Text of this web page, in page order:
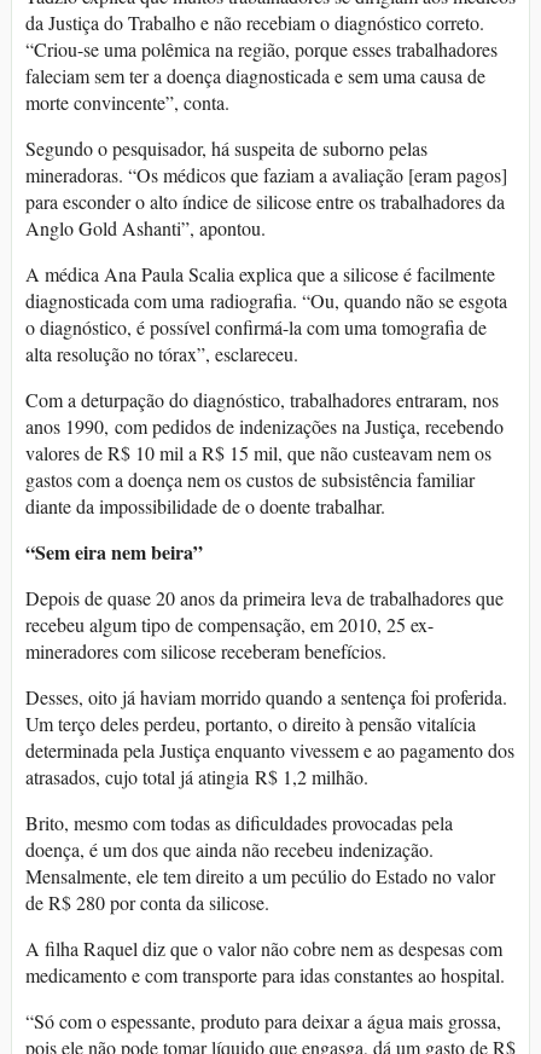
da Justiça do Trabalho e não recebiam o diagnóstico correto.
“Criou-se uma polêmica na região, porque esses trabalhadores
faleciam sem ter a doença diagnosticada e sem uma causa de
morte convincente”, conta.
Segundo o pesquisador, há suspeita de suborno pelas
mineradoras. “Os médicos que faziam a avaliação [eram pagos]
para esconder o alto índice de silicose entre os trabalhadores da
Anglo Gold Ashanti”, apontou.
A médica Ana Paula Scalia explica que a silicose é facilmente
diagnosticada com uma radiografia. “Ou, quando não se esgota
o diagnóstico, é possível confirmá-la com uma tomografia de
alta resolução no tórax”, esclareceu.
Com a deturpação do diagnóstico, trabalhadores entraram, nos
anos 1990, com pedidos de indenizações na Justiça, recebendo
valores de R$ 10 mil a R$ 15 mil, que não custeavam nem os
gastos com a doença nem os custos de subsistência familiar
diante da impossibilidade de o doente trabalhar.
“Sem eira nem beira”
Depois de quase 20 anos da primeira leva de trabalhadores que
recebeu algum tipo de compensação, em 2010, 25 ex-
mineradores com silicose receberam benefícios.
Desses, oito já haviam morrido quando a sentença foi proferida.
Um terço deles perdeu, portanto, o direito à pensão vitalícia
determinada pela Justiça enquanto vivessem e ao pagamento dos
atrasados, cujo total já atingia R$ 1,2 milhão.
Brito, mesmo com todas as dificuldades provocadas pela
doença, é um dos que ainda não recebeu indenização.
Mensalmente, ele tem direito a um pecúlio do Estado no valor
de R$ 280 por conta da silicose.
A filha Raquel diz que o valor não cobre nem as despesas com
medicamento e com transporte para idas constantes ao hospital.
“Só com o espessante, produto para deixar a água mais grossa,
pois ele não pode tomar líquido que engasga, dá um gasto de R$